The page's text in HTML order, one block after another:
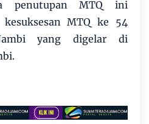
penutupan MTQ ini
MTQ ke 54
yang digelar di